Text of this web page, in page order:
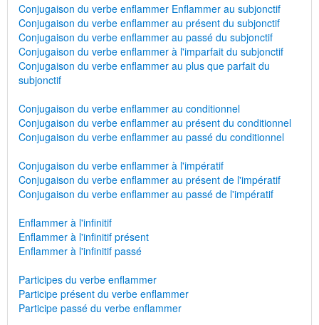
Conjugaison du verbe enflammer Enflammer au subjonctif
Conjugaison du verbe enflammer au présent du subjonctif
Conjugaison du verbe enflammer au passé du subjonctif
Conjugaison du verbe enflammer à l'imparfait du subjonctif
Conjugaison du verbe enflammer au plus que parfait du
subjonctif
Conjugaison du verbe enflammer au conditionnel
Conjugaison du verbe enflammer au présent du conditionnel
Conjugaison du verbe enflammer au passé du conditionnel
Conjugaison du verbe enflammer à l'impératif
Conjugaison du verbe enflammer au présent de l'impératif
Conjugaison du verbe enflammer au passé de l'impératif
Enflammer à l'infinitif
Enflammer à l'infinitif présent
Enflammer à l'infinitif passé
Participes du verbe enflammer
Participe présent du verbe enflammer
Participe passé du verbe enflammer